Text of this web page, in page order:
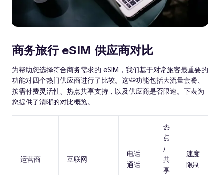
商务旅行 eSIM 供应商对比
为帮助您选择符合商务需求的 eSIM，我们基于对常旅客最重要的
功能对四个热门供应商进行了比较。这些功能包括大流量套餐、
按需付费灵活性、热点共享支持，以及供应商是否限速。下表为
您提供了清晰的对比概览。
运营商 互联网
电话
通话
热
点
/
共
享
速度
限制